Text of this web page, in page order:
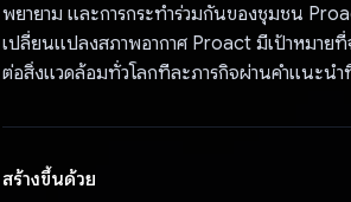
พยายาม และการกระทำร่วมกันของชุมชน
เปลี่ยนแปลงสภาพอากาศ Proact มีเป้าหมาย
ต่อสิ่งแวดล้อมทั่วโลกทีละภารกิจผ่านคำแนะ
สร้างขึ้นด้วย